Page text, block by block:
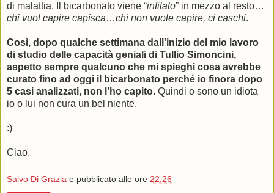
di malattia. Il bicarbonato viene “infilato” in mezzo al resto…
chi vuol capire capisca…chi non vuole capire, ci caschi.
Così, dopo qualche settimana dall'inizio del mio lavoro
di studio delle capacità geniali di Tullio Simoncini,
aspetto sempre qualcuno che mi spieghi cosa avrebbe
curato fino ad oggi il bicarbonato perché io finora dopo
5 casi analizzati, non l’ho capito. Quindi o sono un idiota
io o lui non cura un bel niente.
:)
Ciao.
Salvo Di Grazia e pubblicato alle ore 22:26